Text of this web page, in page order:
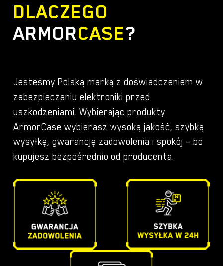
DLACZEGO
ARMORCASE?
Jesteśmy Polską marką z doświadczeniem w
zabezpieczaniu elektroniki przed
uszkodzeniami. Wybierając produkty
ArmorCase wybierasz wysoką jakość, szybką
wysyłkę, gwarancję zadowolenia i spokój – bo
kupujesz bezpośrednio od producenta.